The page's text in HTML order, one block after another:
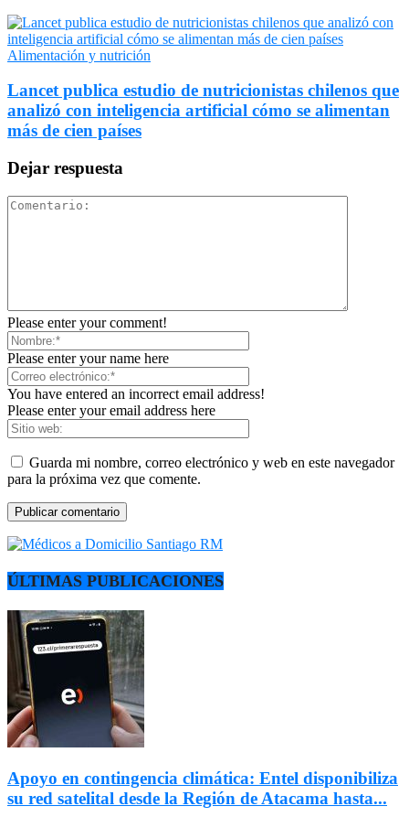
Alimentación y nutrición
Lancet publica estudio de nutricionistas chilenos que
analizó con inteligencia artificial cómo se alimentan
más de cien países
Dejar respuesta
Please enter your comment!
Please enter your name here
You have entered an incorrect email address!
Please enter your email address here
Guarda mi nombre, correo electrónico y web en este navegador
para la próxima vez que comente.
ÚLTIMAS PUBLICACIONES
Apoyo en contingencia climática: Entel disponibiliza
su red satelital desde la Región de Atacama hasta...